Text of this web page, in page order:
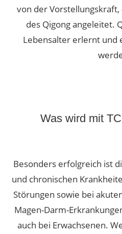
von der
des Qigong angeleitet.
Lebensalter erlernt und
Was wird mit
Besonders erfolgreich ist
und chronischen
Störungen sowie bei
Magen-Darm-
auch bei Erwachsenen.